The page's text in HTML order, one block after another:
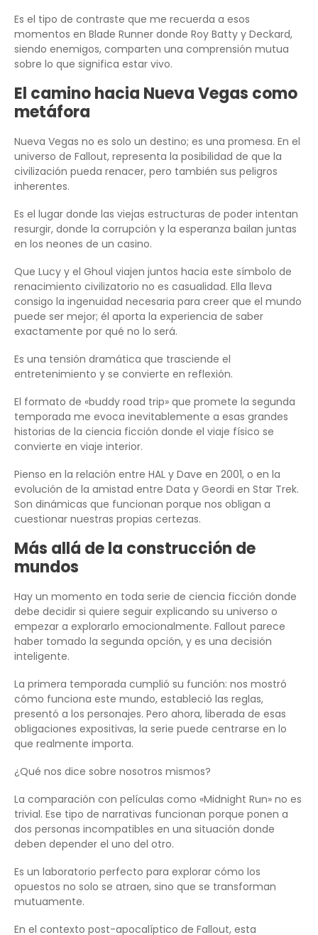
Es el tipo de contraste que me recuerda a esos
momentos en Blade Runner donde Roy Batty y Deckard,
siendo enemigos, comparten una comprensión mutua
sobre lo que significa estar vivo.
El camino hacia Nueva Vegas como
metáfora
Nueva Vegas no es solo un destino; es una promesa. En el
universo de Fallout, representa la posibilidad de que la
civilización pueda renacer, pero también sus peligros
inherentes.
Es el lugar donde las viejas estructuras de poder intentan
resurgir, donde la corrupción y la esperanza bailan juntas
en los neones de un casino.
Que Lucy y el Ghoul viajen juntos hacia este símbolo de
renacimiento civilizatorio no es casualidad. Ella lleva
consigo la ingenuidad necesaria para creer que el mundo
puede ser mejor; él aporta la experiencia de saber
exactamente por qué no lo será.
Es una tensión dramática que trasciende el
entretenimiento y se convierte en reflexión.
El formato de «buddy road trip» que promete la segunda
temporada me evoca inevitablemente a esas grandes
historias de la ciencia ficción donde el viaje físico se
convierte en viaje interior.
Pienso en la relación entre HAL y Dave en 2001, o en la
evolución de la amistad entre Data y Geordi en Star Trek.
Son dinámicas que funcionan porque nos obligan a
cuestionar nuestras propias certezas.
Más allá de la construcción de
mundos
Hay un momento en toda serie de ciencia ficción donde
debe decidir si quiere seguir explicando su universo o
empezar a explorarlo emocionalmente. Fallout parece
haber tomado la segunda opción, y es una decisión
inteligente.
La primera temporada cumplió su función: nos mostró
cómo funciona este mundo, estableció las reglas,
presentó a los personajes. Pero ahora, liberada de esas
obligaciones expositivas, la serie puede centrarse en lo
que realmente importa.
¿Qué nos dice sobre nosotros mismos?
La comparación con películas como «Midnight Run» no es
trivial. Ese tipo de narrativas funcionan porque ponen a
dos personas incompatibles en una situación donde
deben depender el uno del otro.
Es un laboratorio perfecto para explorar cómo los
opuestos no solo se atraen, sino que se transforman
mutuamente.
En el contexto post-apocalíptico de Fallout, esta